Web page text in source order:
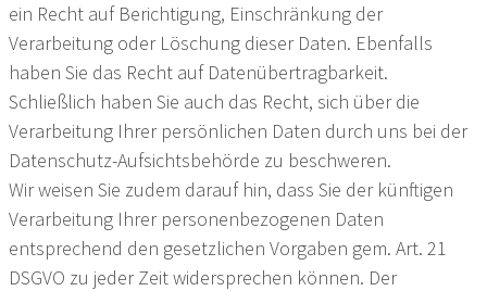
ein Recht auf Berichtigung, Einschränkung der
Verarbeitung oder Löschung dieser Daten. Ebenfalls
haben Sie das Recht auf Datenübertragbarkeit.
Schließlich haben Sie auch das Recht, sich über die
Verarbeitung Ihrer persönlichen Daten durch uns bei der
Datenschutz-Aufsichtsbehörde zu beschweren.
Wir weisen Sie zudem darauf hin, dass Sie der künftigen
Verarbeitung Ihrer personenbezogenen Daten
entsprechend den gesetzlichen Vorgaben gem. Art. 21
DSGVO zu jeder Zeit widersprechen können. Der